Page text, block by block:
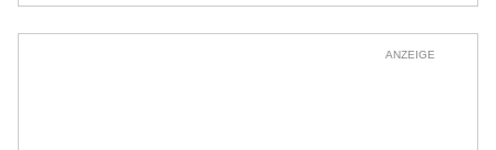
ANZEIGE